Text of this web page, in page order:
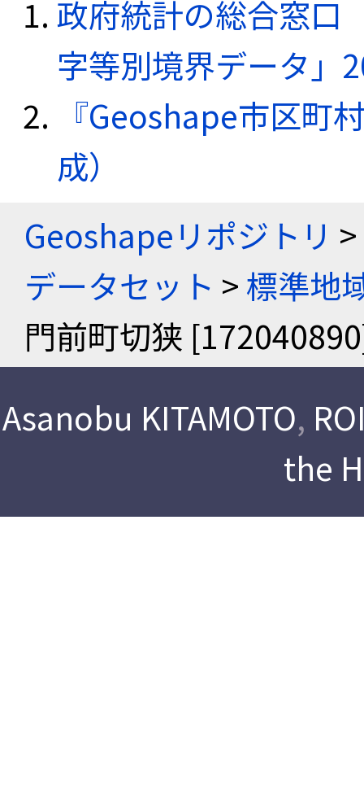
政府統計の総合窓口
字等別境界データ」
『Geoshape市区町
成）
Geoshapeリポジトリ >
データセット >標準地
門前町切狭
Asanobu KITAMOTO,
the